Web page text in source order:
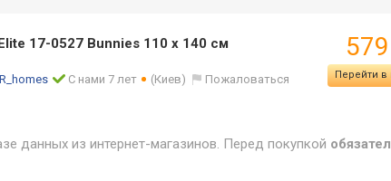
17-0527 Bunnies 110 x 140 см
С нами 7 лет (Киев) Пожаловаться
579
Перейти в
данных из интернет-магазинов. Перед покупкой